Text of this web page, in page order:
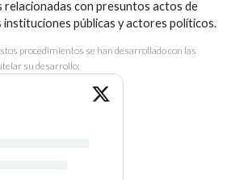
relacionadas con presuntos actos de
públicas y actores políticos.
procedimientos se han desarrollado con las
su desarrollo: